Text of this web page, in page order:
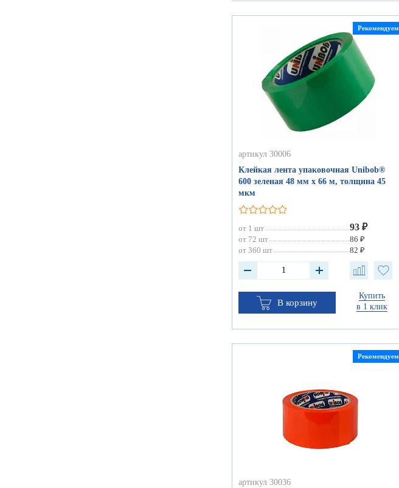
Рекомендуем
артикул 30006
Клейкая лента упаковочная Unibob®
600 зеленая 48 мм х 66 м, толщина 45
мкм
от 1 шт 93 ₽
от 72 шт
86 ₽
от 360 шт
82 ₽
В корзину
Купить
в 1 клик
Рекомендуем
артикул 30036